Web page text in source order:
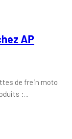
AP
de frein moto
:...